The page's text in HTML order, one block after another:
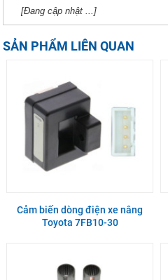
[Đang cập nhật ...]
SẢN PHẨM LIÊN QUAN
Cảm biến dòng điện xe nâng
Toyota 7FB10-30